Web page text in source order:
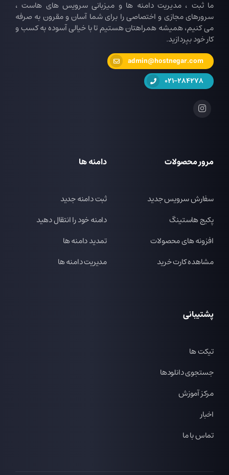
ما ثبت ، مدیریت دامنه ها و میزبانی سرویس های هاست ،
سرورهای مجازی و اختصاصی را برای شما آسان و مقرون به صرفه
می کنیم، همیشه همراهتان هستیم تا با خیالی آسوده به کسب و
کار خود بپردازید.
admin@hostnegar.com
021-284278
مرور محصولات
سفارش سرویس جدید
پکیج هاستینگ
افزونه های محصولات
مشاهده کارت خرید
دامنه ها
ثبت دامنه جدید
دامنه خود را انتقال دهید
تمدید دامنه ها
مدیریت دامنه ها
پشتیبانی
تیکت ها
جستجوی دانلودها
مرکز آموزش
اخبار
تماس با ما